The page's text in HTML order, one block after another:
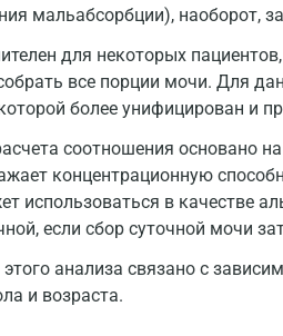
мальабсорбции), наоборот,
для некоторых
все порции мочи. Для
более унифицирован и
соотношения основано
концентрационную
использоваться в качестве
если сбор суточной мочи
анализа связано с
и возраста.